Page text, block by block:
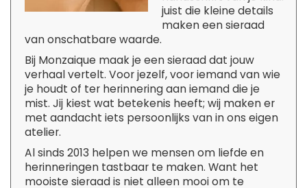
juist die kleine details
maken een sieraad
van onschatbare waarde.
Bij Monzaique maak je een sieraad dat jouw
verhaal vertelt. Voor jezelf, voor iemand van wie
je houdt of ter herinnering aan iemand die je
mist. Jij kiest wat betekenis heeft; wij maken er
met aandacht iets persoonlijks van in ons eigen
atelier.
Al sinds 2013 helpen we mensen om liefde en
herinneringen tastbaar te maken. Want het
mooiste sieraad is niet alleen mooi om te